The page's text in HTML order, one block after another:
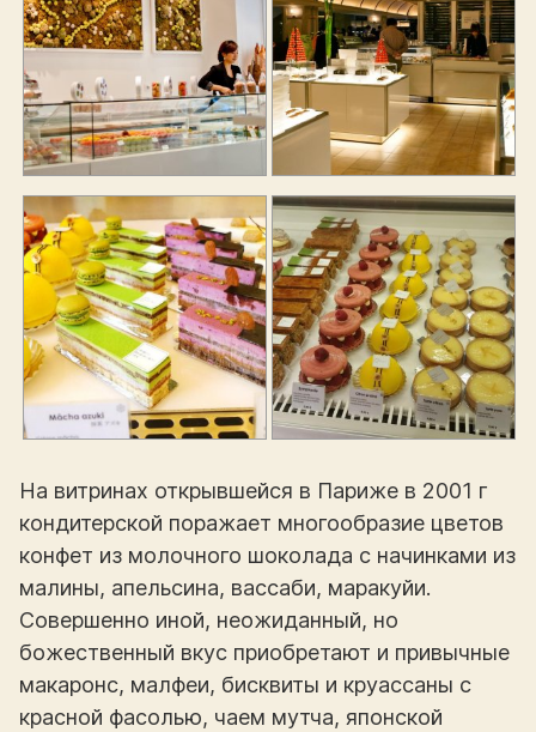
На витринах открывшейся в Париже в 2001 г
кондитерской поражает многообразие цветов
конфет из молочного шоколада с начинками из
малины, апельсина, вассаби, маракуйи.
Совершенно иной, неожиданный, но
божественный вкус приобретают и привычные
макаронс, малфеи, бисквиты и круассаны с
красной фасолью, чаем мутча, японской